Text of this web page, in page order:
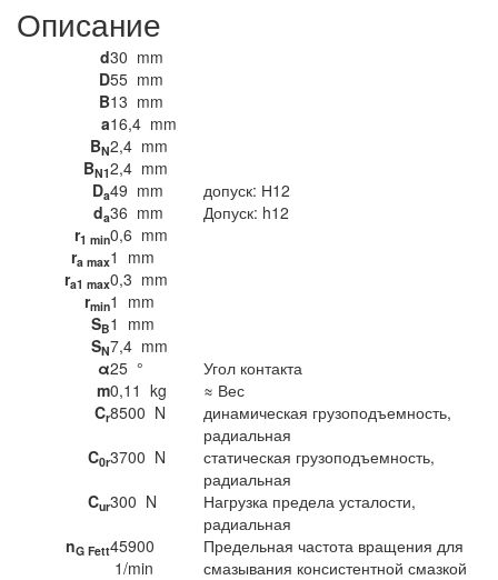
Описание
d30 mm
D55 mm
B13 mm
a16,4 mm
BN2,4 mm
BN12,4 mm
Da49 mm
допуск: Н12
da36 mm
Допуск: h12
r1 min0,6 mm
ra max1 mm
ra1 max0,3 mm
rmin1 mm
SB1 mm
SN7,4 mm
α25 °
Угол контакта
m0,11 kg
≈ Вес
Cr8500 N
динамическая грузоподъемность,
радиальная
C0r3700 N
статическая грузоподъемность,
радиальная
Cur300 N
Нагрузка предела усталости,
радиальная
nG Fett45900
1/min
Предельная частота вращения для
смазывания консистентной смазкой